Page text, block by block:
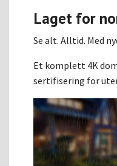
Laget for
Se alt. Alltid. Med
Et komplett 4K
sertifisering for